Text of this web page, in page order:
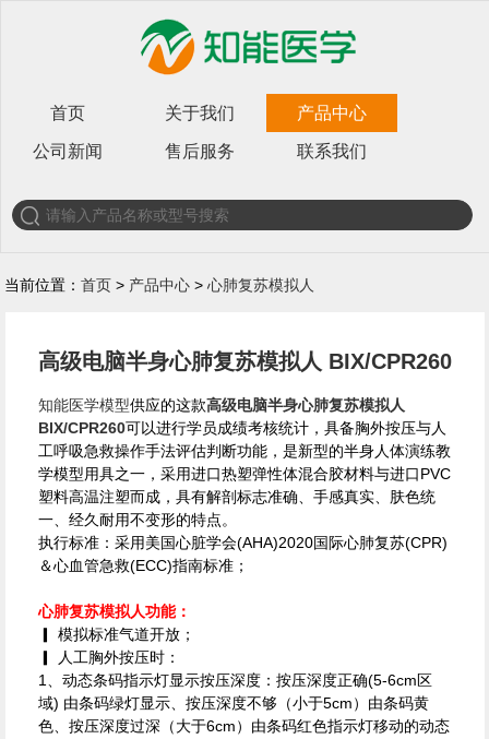
首页 关于我们 产品中心
公司新闻 售后服务 联系我们
当前位置：首页 > 产品中心 >心肺复苏模拟人
高级电脑半身心肺复苏模拟人 BIX/CPR260
知能医学模型供应的这款高级电脑半身心肺复苏模拟人
BIX/CPR260可以进行学员成绩考核统计，具备胸外按压与人
工呼吸急救操作手法评估判断功能，是新型的半身人体演练教
学模型用具之一，采用进口热塑弹性体混合胶材料与进口PVC
塑料高温注塑而成，具有解剖标志准确、手感真实、肤色统
一、经久耐用不变形的特点。
执行标准：采用美国心脏学会(AHA)2020国际心肺复苏(CPR)
＆心血管急救(ECC)指南标准；
心肺复苏模拟人功能：
▎ 模拟标准气道开放；
▎ 人工胸外按压时：
1、动态条码指示灯显示按压深度：按压深度正确(5-6cm区
域) 由条码绿灯显示、按压深度不够（小于5cm）由条码黄
色、按压深度过深（大于6cm）由条码红色指示灯移动的动态